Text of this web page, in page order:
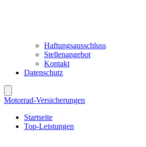
Haftungsausschluss
Stellenangebot
Kontakt
Datenschutz
Motorrad-Versicherungen
Startseite
Top-Leistungen